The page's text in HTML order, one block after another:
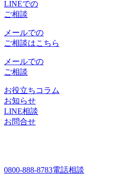
LINEでの
ご相談
メールでの
ご相談はこちら
メールでの
ご相談
お役立ちコラム
お知らせ
LINE相談
お問合せ
0800-888-8783電話相談